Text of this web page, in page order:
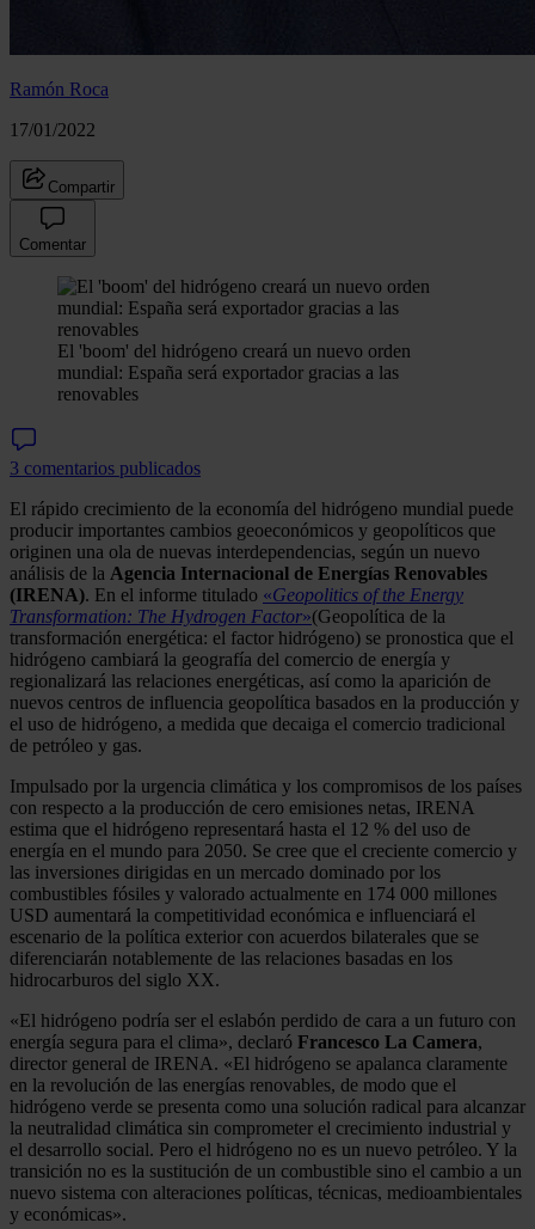
Ramón Roca
17/01/2022
Compartir
Comentar
El 'boom' del hidrógeno creará un nuevo orden
mundial: España será exportador gracias a las
renovables
3 comentarios publicados
El rápido crecimiento de la economía del hidrógeno mundial puede
producir importantes cambios geoeconómicos y geopolíticos que
originen una ola de nuevas interdependencias, según un nuevo
análisis de la Agencia Internacional de Energías Renovables
(IRENA). En el informe titulado «Geopolitics of the Energy
Transformation: The Hydrogen Factor»(Geopolítica de la
transformación energética: el factor hidrógeno) se pronostica que el
hidrógeno cambiará la geografía del comercio de energía y
regionalizará las relaciones energéticas, así como la aparición de
nuevos centros de influencia geopolítica basados en la producción y
el uso de hidrógeno, a medida que decaiga el comercio tradicional
de petróleo y gas.
Impulsado por la urgencia climática y los compromisos de los países
con respecto a la producción de cero emisiones netas, IRENA
estima que el hidrógeno representará hasta el 12 % del uso de
energía en el mundo para 2050. Se cree que el creciente comercio y
las inversiones dirigidas en un mercado dominado por los
combustibles fósiles y valorado actualmente en 174 000 millones
USD aumentará la competitividad económica e influenciará el
escenario de la política exterior con acuerdos bilaterales que se
diferenciarán notablemente de las relaciones basadas en los
hidrocarburos del siglo XX.
«El hidrógeno podría ser el eslabón perdido de cara a un futuro con
energía segura para el clima», declaró Francesco La Camera,
director general de IRENA. «El hidrógeno se apalanca claramente
en la revolución de las energías renovables, de modo que el
hidrógeno verde se presenta como una solución radical para alcanzar
la neutralidad climática sin comprometer el crecimiento industrial y
el desarrollo social. Pero el hidrógeno no es un nuevo petróleo. Y la
transición no es la sustitución de un combustible sino el cambio a un
nuevo sistema con alteraciones políticas, técnicas, medioambientales
y económicas».